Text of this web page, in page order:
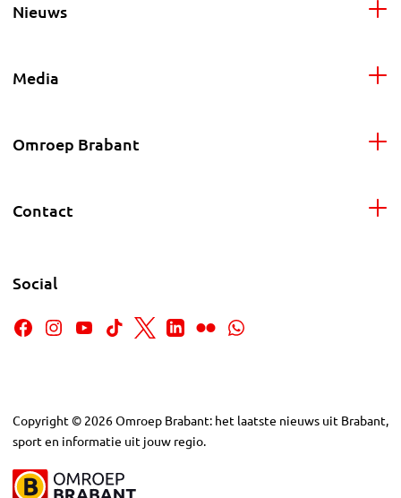
Nieuws
Media
Omroep Brabant
Contact
Social
Copyright © 2026Omroep Brabant: het laatste nieuws uit Brabant,
sport en informatie uit jouw regio.